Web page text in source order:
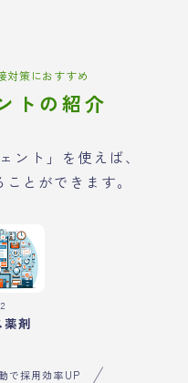
対策におすすめ
トの紹介
ント」を使えば、
とができます。
剤
で採用効率UP